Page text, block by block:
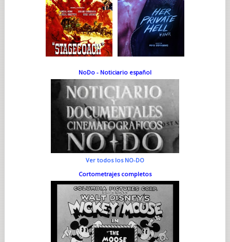
NoDo - Noticiario español
Ver todos los NO-DO
Cortometrajes completos